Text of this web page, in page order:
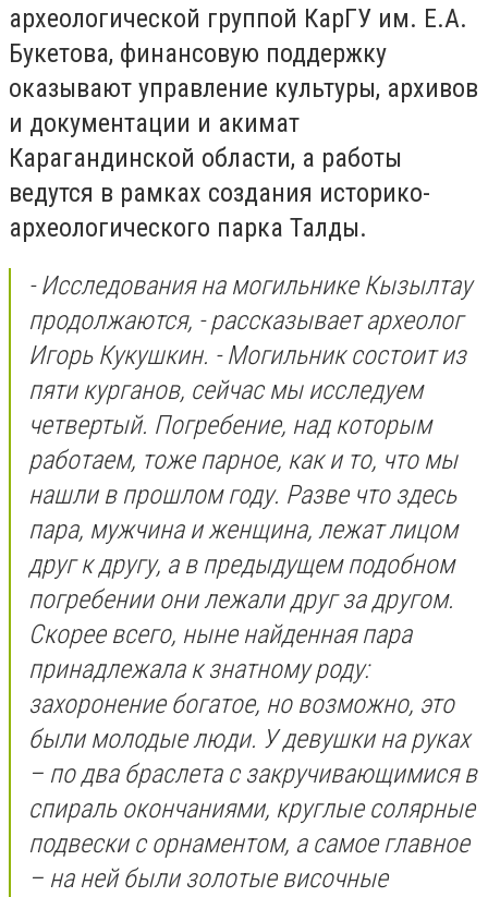
археологической группой КарГУ им. Е.А.
Букетова, финансовую поддержку
оказывают управление культуры, архивов
и документации и акимат
Карагандинской области, а работы
ведутся в рамках создания историко-
археологического парка Талды.
- Исследования на могильнике Кызылтау
продолжаются, - рассказывает археолог
Игорь Кукушкин. - Могильник состоит из
пяти курганов, сейчас мы исследуем
четвертый. Погребение, над которым
работаем, тоже парное, как и то, что мы
нашли в прошлом году. Разве что здесь
пара, мужчина и женщина, лежат лицом
друг к другу, а в предыдущем подобном
погребении они лежали друг за другом.
Скорее всего, ныне найденная пара
принадлежала к знатному роду:
захоронение богатое, но возможно, это
были молодые люди. У девушки на руках
– по два браслета с закручивающимися в
спираль окончаниями, круглые солярные
подвески с орнаментом, а самое главное
– на ней были золотые височные